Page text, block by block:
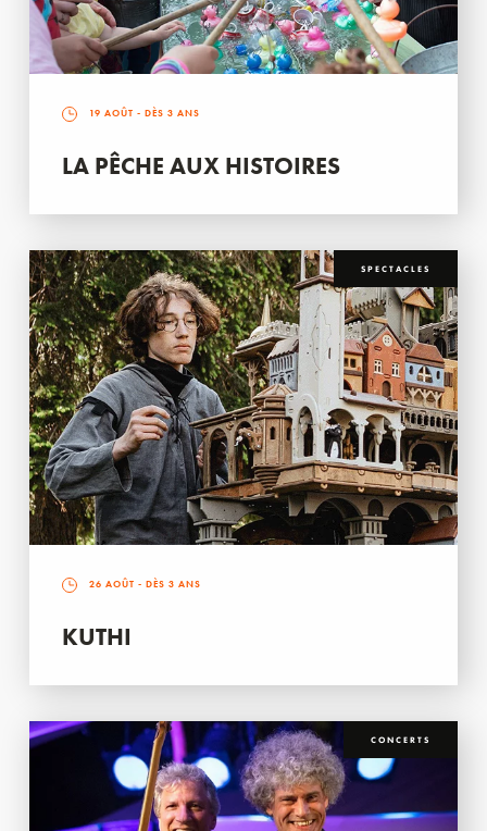
19 AOÛT - DÈS 3 ANS
LA PÊCHE AUX HISTOIRES
SPECTACLES
26 AOÛT - DÈS 3 ANS
KUTHI
CONCERTS